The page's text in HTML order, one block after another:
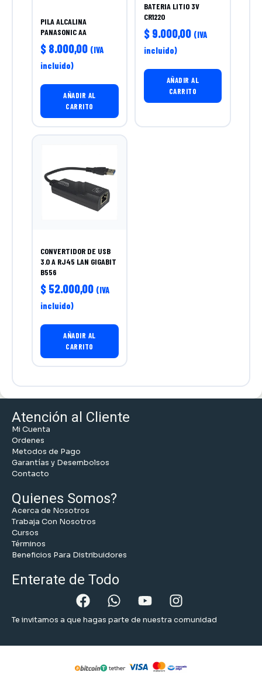
PILA ALCALINA
PANASONIC AA
$ 8.000,00 (IVA
incluido)
AÑADIR AL
CARRITO
BATERIA LITIO 3V
CR1220
$9.000,00 (IVA
incluido)
AÑADIR AL
CARRITO
CONVERTIDOR DE USB
3.0 A RJ45 LAN GIGABIT
B556
$ 52.000,00 (IVA
incluido)
AÑADIR AL
CARRITO
Atención al Cliente
Mi Cuenta
Ordenes
Metodos de Pago
Garantías y Desembolsos
Contacto
Quienes Somos?
Acerca de Nosotros
Trabaja Con Nosotros
Cursos
Términos
Beneficios Para Distribuidores
Enterate de Todo
Te invitamos a que hagas parte de nuestra comunidad